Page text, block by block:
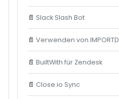
📄 Slack Slash Bot
📄Verwenden von
📄BuiltWith für Zendesk
📄 Close.io Sync